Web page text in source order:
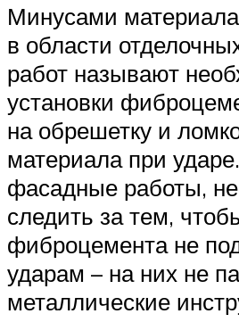
Минусами
в области
работ называют
установки
на обрешетку и
материала при
фасадные работы,
следить за тем,
фиброцемента не
ударам – на них не
металлические